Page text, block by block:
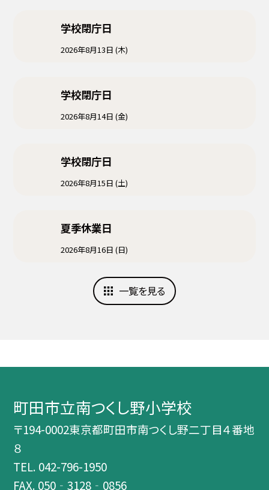
学校閉庁日
2026年8月13日 (木)
学校閉庁日
2026年8月14日 (金)
学校閉庁日
2026年8月15日 (土)
夏季休業日
2026年8月16日 (日)
一覧を見る
町田市立南つくし野小学校
〒194-0002東京都町田市南つくし野二丁目４番地
８
TEL. 042-796-1950
FAX. 050‐3128‐0856